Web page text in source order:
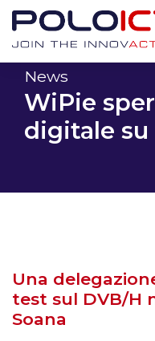
Skip
contentNews
WiPie
digitale
Una
test sul DVB/H
Soana